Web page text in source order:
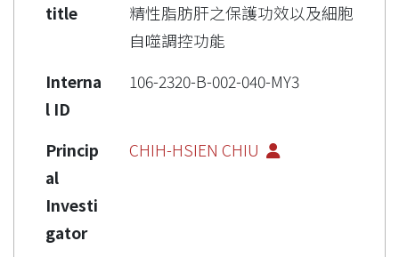
title
精性脂肪肝之保護功效以及細胞
自噬調控功能
Interna
l ID
106-2320-B-002-040-MY3
Princip
al
Investi
gator
CHIH-HSIEN CHIU